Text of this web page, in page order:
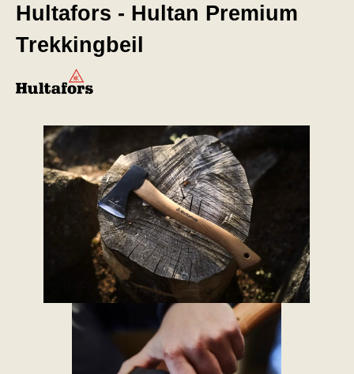
Hultafors - Hultan Premium
Trekkingbeil